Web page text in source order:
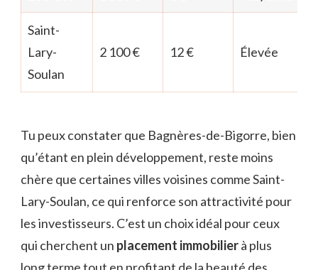
Saint-
Lary-
Soulan
2 100 € 12 € Élevée
Tu peux constater que Bagnères-de-Bigorre, bien
qu’étant en plein développement, reste moins
chère que certaines villes voisines comme Saint-
Lary-Soulan, ce qui renforce son attractivité pour
les investisseurs. C’est un choix idéal pour ceux
qui cherchent un placement immobilierà plus